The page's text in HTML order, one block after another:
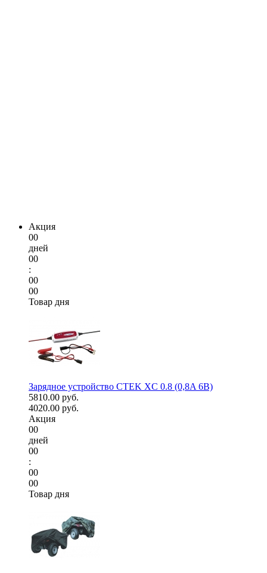
Акция
00
дней
00
:
00
00
Товар дня
Зарядное устройство CTEK XC 0.8 (0,8A 6В)
5810.00 руб.
4020.00 руб.
Акция
00
дней
00
:
00
00
Товар дня